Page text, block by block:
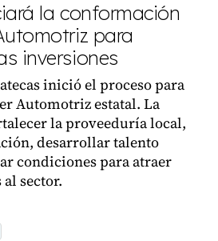
la conformación
para
inversiones
inició el proceso para
Automotriz estatal. La
la proveeduría local,
desarrollar talento
condiciones para atraer
sector.